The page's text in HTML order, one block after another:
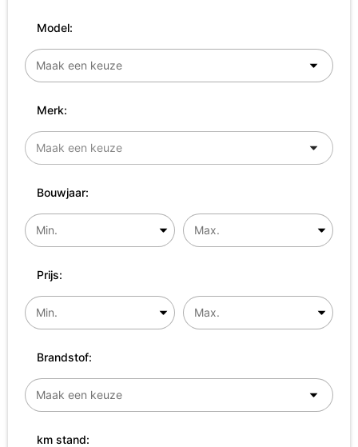
Model:
Merk:
Bouwjaar:
Prijs:
Brandstof:
km stand: